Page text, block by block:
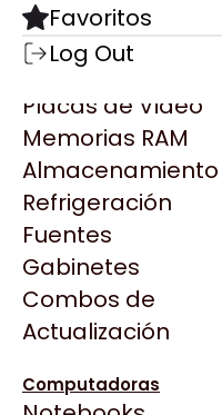
Componentes
Motherboards
Placas de Video
Memorias RAM
Almacenamiento
Refrigeración
Fuentes
Gabinetes
Combos de
Actualización
Computadoras
Todas las Marcas
AMD
AULA
Acer
Adata
AeroCool
Antec
Arkham
Asrock
BenQ
Destacadas
Favoritos
Log Out
JOYSTICK
PS3/4 VIBRACION
$27.481
Ver producto en la